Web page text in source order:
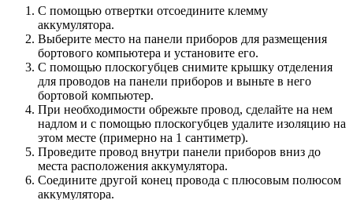
С помощью отвертки отсоедините клемму
аккумулятора.
Выберите место на панели приборов для размещения
бортового компьютера и установите его.
С помощью плоскогубцев снимите крышку отделения
для проводов на панели приборов и выньте в него
бортовой компьютер.
При необходимости обрежьте провод, сделайте на нем
надлом и с помощью плоскогубцев удалите изоляцию на
этом месте (примерно на 1 сантиметр).
Проведите провод внутри панели приборов вниз до
места расположения аккумулятора.
Соедините другой конец провода с плюсовым полюсом
аккумулятора.